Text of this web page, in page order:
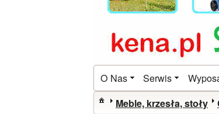
O Nas Serwis
Meble, krzesła, stoły